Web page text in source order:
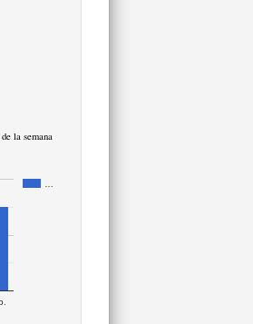
la semana